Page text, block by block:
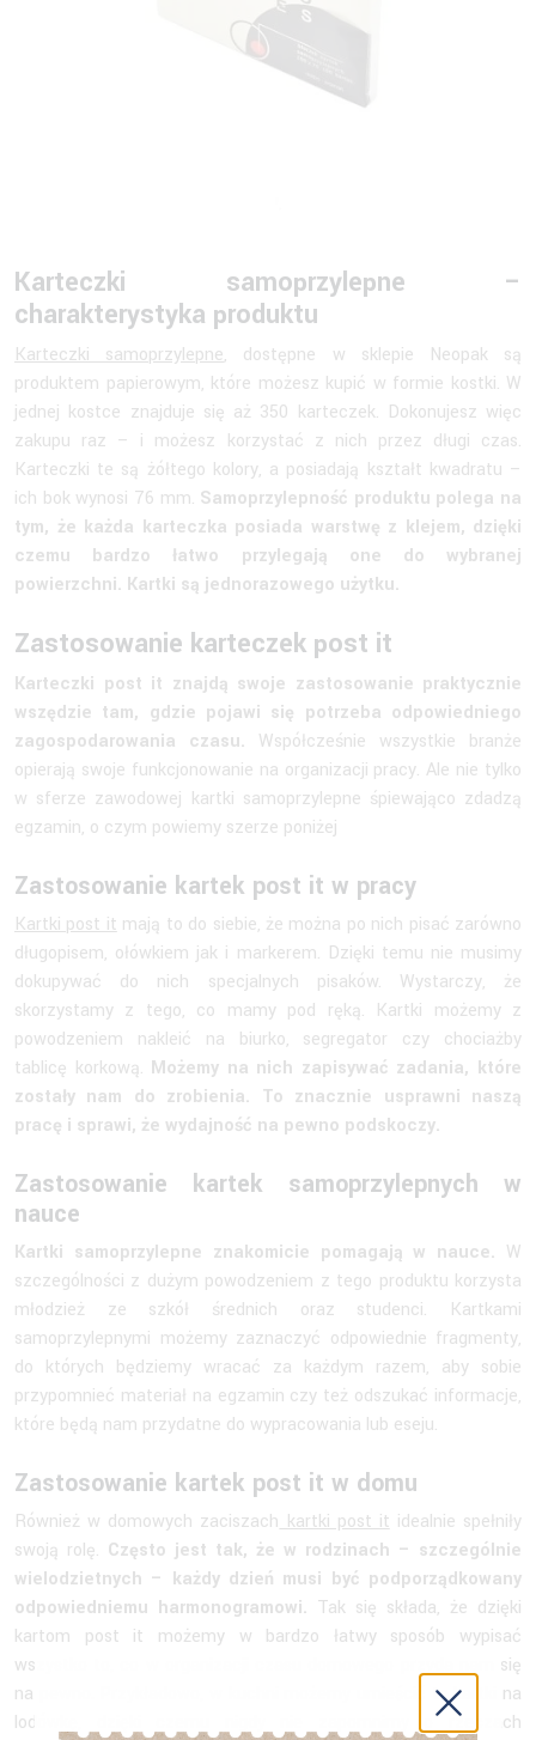
Karteczki samoprzylepne –
charakterystyka produktu
Karteczki samoprzylepne, dostępne w sklepie Neopak są
produktem papierowym, które możesz kupić w formie kostki. W
jednej kostce znajduje się aż 350 karteczek. Dokonujesz więc
zakupu raz – i możesz korzystać z nich przez długi czas.
Karteczki te są żółtego kolory, a posiadają kształt kwadratu –
ich bok wynosi 76 mm. Samoprzylepność produktu polega na
tym, że każda karteczka posiada warstwę z klejem, dzięki
czemu bardzo łatwo przylegają one do wybranej
powierzchni. Kartki są jednorazowego użytku.
Zastosowanie karteczek post it
Karteczki post it znajdą swoje zastosowanie praktycznie
wszędzie tam, gdzie pojawi się potrzeba odpowiedniego
zagospodarowania czasu. Współcześnie wszystkie branże
opierają swoje funkcjonowanie na organizacji pracy. Ale nie tylko
w sferze zawodowej kartki samoprzylepne śpiewająco zdadzą
egzamin, o czym powiemy szerze poniżej
Zastosowanie kartek post it w pracy
Kartki post it mają to do siebie, że można po nich pisać zarówno
długopisem, ołówkiem jak i markerem. Dzięki temu nie musimy
dokupywać do nich specjalnych pisaków. Wystarczy, że
skorzystamy z tego, co mamy pod ręką. Kartki możemy z
powodzeniem nakleić na biurko, segregator czy chociażby
tablicę korkową. Możemy na nich zapisywać zadania, które
zostały nam do zrobienia. To znacznie usprawni naszą
pracę i sprawi, że wydajność na pewno podskoczy.
Zastosowanie kartek samoprzylepnych w
nauce
Kartki samoprzylepne znakomicie pomagają w nauce. W
szczególności z dużym powodzeniem z tego produktu korzysta
młodzież ze szkół średnich oraz studenci. Kartkami
samoprzylepnymi możemy zaznaczyć odpowiednie fragmenty,
do których będziemy wracać za każdym razem, aby sobie
przypomnieć materiał na egzamin czy też odszukać informacje,
które będą nam przydatne do wypracowania lub eseju.
Zastosowanie kartek post it w domu
Również w domowych zaciszach kartki post it idealnie spełniły
swoją rolę. Często jest tak, że w rodzinach – szczególnie
wielodzietnych – każdy dzień musi być podporządkowany
odpowiedniemu harmonogramowi. Tak się składa, że dzięki
kartom post it możemy w bardzo łatwy sposób wypisać
wszystko to, co w organizacji czasu domowego przyda nam się
na pewno. Przykładowo, w kuchni możemy umieścić te kartki na
lodówkę, dzięki czemu nigdy nie zapomnimy o rzeczach